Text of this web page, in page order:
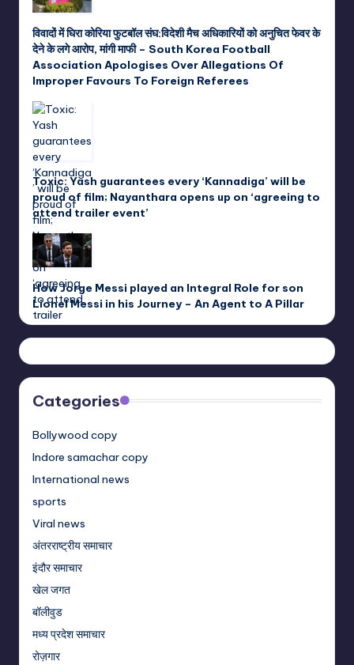
विवादों में घिरा कोरिया फुटबॉल संघ:विदेशी मैच अधिकारियों को अनुचित फेवर के
देने के लगे आरोप, मांगी माफी – South Korea Football
Association Apologises Over Allegations Of
Improper Favours To Foreign Referees
Toxic: Yash guarantees every ‘Kannadiga’ will be
proud of film; Nayanthara opens up on ‘agreeing to
attend trailer event’
How Jorge Messi played an Integral Role for son
Lionel Messi in his Journey – An Agent to A Pillar
Categories
Bollywood copy
Indore samachar copy
International news
sports
Viral news
अंतरराष्ट्रीय समाचार
इंदौर समाचार
खेल जगत
बॉलीवुड
मध्य प्रदेश समाचार
रोज़गार